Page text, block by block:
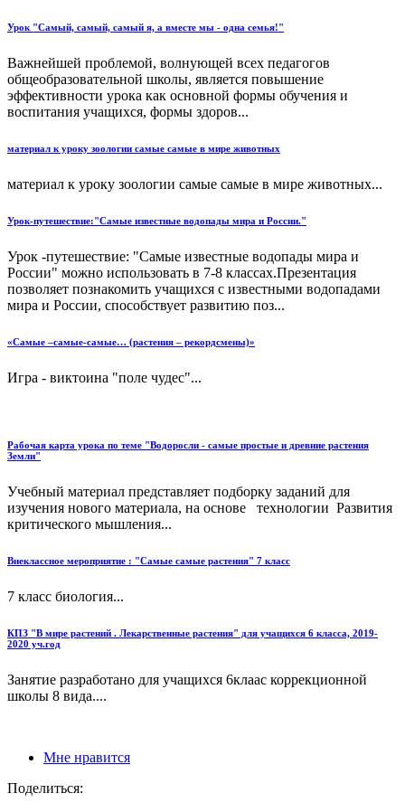
Урок "Самый, самый, самый я, а вместе мы - одна семья!"
Важнейшей проблемой, волнующей всех педагогов
общеобразовательной школы, является повышение
эффективности урока как основной формы обучения и
воспитания учащихся, формы здоров...
материал к уроку зоологии самые самые в мире животных
материал к уроку зоологии самые самые в мире животных...
Урок-путешествие:"Самые известные водопады мира и России."
Урок -путешествие: "Самые известные водопады мира и
России" можно использовать в 7-8 классах.Презентация
позволяет познакомить учащихся с известными водопадами
мира и России, способствует развитию поз...
«Самые –самые-самые… (растения – рекордсмены)»
Игра - виктоина "поле чудес"...
Рабочая карта урока по теме "Водоросли - самые простые и древние растения
Земли"
Учебный материал представляет подборку заданий для
изучения нового материала, на основе технологии Развития
критического мышления...
Внеклассное мероприятие : "Самые самые растения" 7 класс
7 класс биология...
КПЗ "В мире растений . Лекарственные растения" для учащихся 6 класса, 2019-
2020 уч.год
Занятие разработано для учащихся 6клаас коррекционной
школы 8 вида....
Мне нравится
Поделиться: